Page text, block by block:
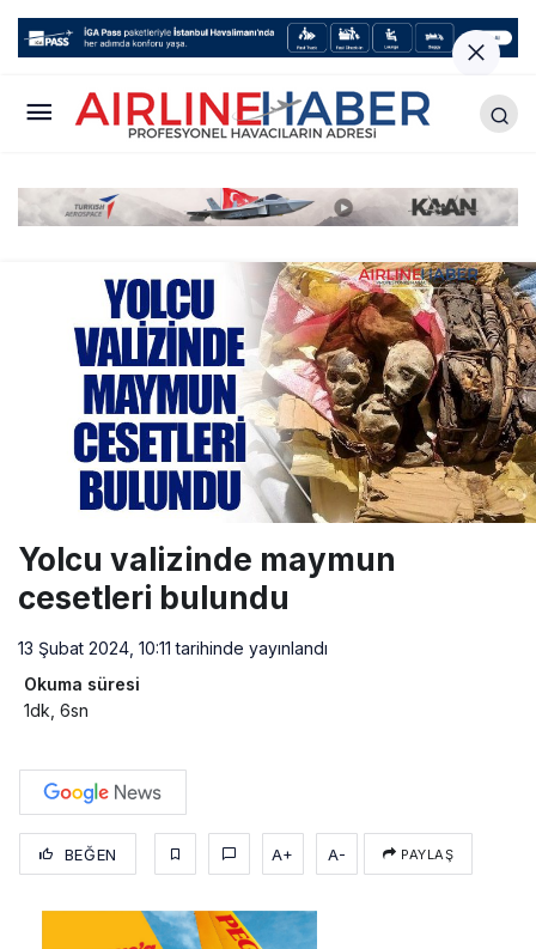
Yolcu valizinde maymun
cesetleri bulundu
13 Şubat 2024, 10:11 tarihinde yayınlandı
Okuma süresi
1dk, 6sn
BEĞEN A+ A- PAYLAŞ